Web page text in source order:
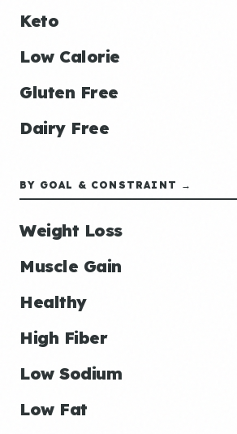
Keto
Low Calorie
Gluten Free
Dairy Free
BY GOAL & CONSTRAINT →
Weight Loss
Muscle Gain
Healthy
High Fiber
Low Sodium
Low Fat